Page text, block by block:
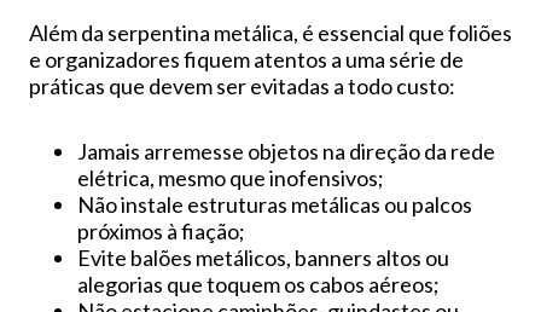
Além da serpentina metálica, é essencial que foliões
e organizadores fiquem atentos a uma série de
práticas que devem ser evitadas a todo custo:
Jamais arremesse objetos na direção da rede
elétrica, mesmo que inofensivos;
Não instale estruturas metálicas ou palcos
próximos à fiação;
Evite balões metálicos, banners altos ou
alegorias que toquem os cabos aéreos;